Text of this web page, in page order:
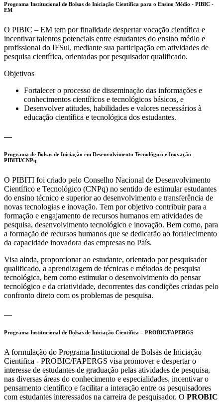
Programa Institucional de Bolsas de Iniciação Científica para o Ensino Médio - PIBIC -
EM
O PIBIC – EM tem por finalidade despertar vocação científica e
incentivar talentos potenciais entre estudantes do ensino médio e
profissional do IFSul, mediante sua participação em atividades de
pesquisa científica, orientadas por pesquisador qualificado.
Objetivos
Fortalecer o processo de disseminação das informações e
conhecimentos científicos e tecnológicos básicos, e
Desenvolver atitudes, habilidades e valores necessários à
educação científica e tecnológica dos estudantes.
Programa de Bolsas de Iniciação em Desenvolvimento Tecnológico e Inovação -
PIBITI/CNPq
O PIBITI foi criado pelo Conselho Nacional de Desenvolvimento
Científico e Tecnológico (CNPq) no sentido de estimular estudantes
do ensino técnico e superior ao desenvolvimento e transferência de
novas tecnologias e inovação. Tem por objetivo contribuir para a
formação e engajamento de recursos humanos em atividades de
pesquisa, desenvolvimento tecnológico e inovação. Bem como, para
a formação de recursos humanos que se dedicarão ao fortalecimento
da capacidade inovadora das empresas no País.
Visa ainda, proporcionar ao estudante, orientado por pesquisador
qualificado, a aprendizagem de técnicas e métodos de pesquisa
tecnológica, bem como estimular o desenvolvimento do pensar
tecnológico e da criatividade, decorrentes das condições criadas pelo
confronto direto com os problemas de pesquisa.
Programa Institucional de Bolsas de Iniciação Científica – PROBIC/FAPERGS
A formulação do Programa Institucional de Bolsas de Iniciação
Científica - PROBIC/FAPERGS visa promover e despertar o
interesse de estudantes de graduação pelas atividades de pesquisa,
nas diversas áreas do conhecimento e especialidades, incentivar o
pensamento científico e facilitar a interação entre os pesquisadores
com estudantes interessados na carreira de pesquisador. O PROBIC